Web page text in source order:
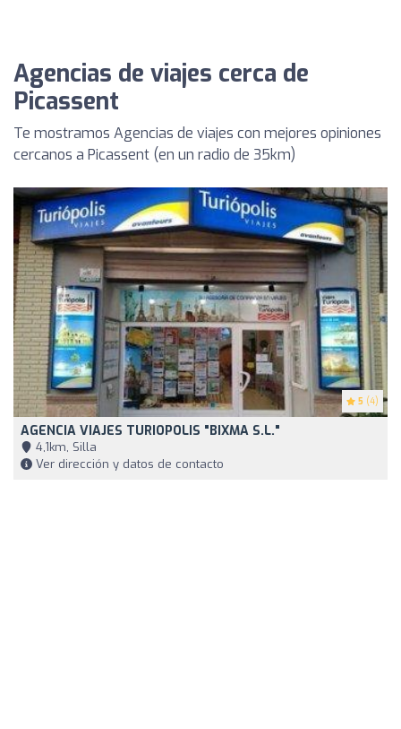
Agencias de viajes cerca de
Picassent
Te mostramos Agencias de viajes con mejores opiniones
cercanos a Picassent (en un radio de 35km)
5 (4)
AGENCIA VIAJES TURIOPOLIS "BIXMA S.L."
4,1km, Silla
Ver dirección y datos de contacto